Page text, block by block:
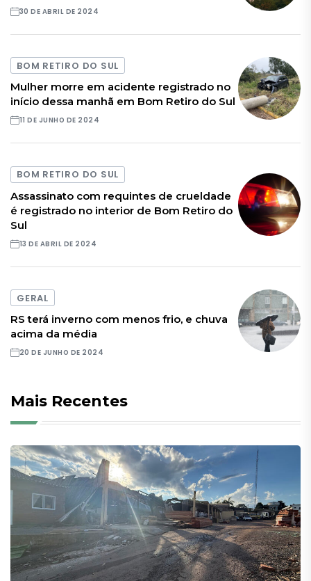
30 DE ABRIL DE 2024
BOM RETIRO DO SUL
Mulher morre em acidente registrado no
início dessa manhã em Bom Retiro do Sul
11 DE JUNHO DE 2024
BOM RETIRO DO SUL
Assassinato com requintes de crueldade
é registrado no interior de Bom Retiro do
Sul
13 DE ABRIL DE 2024
GERAL
RS terá inverno com menos frio, e chuva
acima da média
20 DE JUNHO DE 2024
Mais Recentes